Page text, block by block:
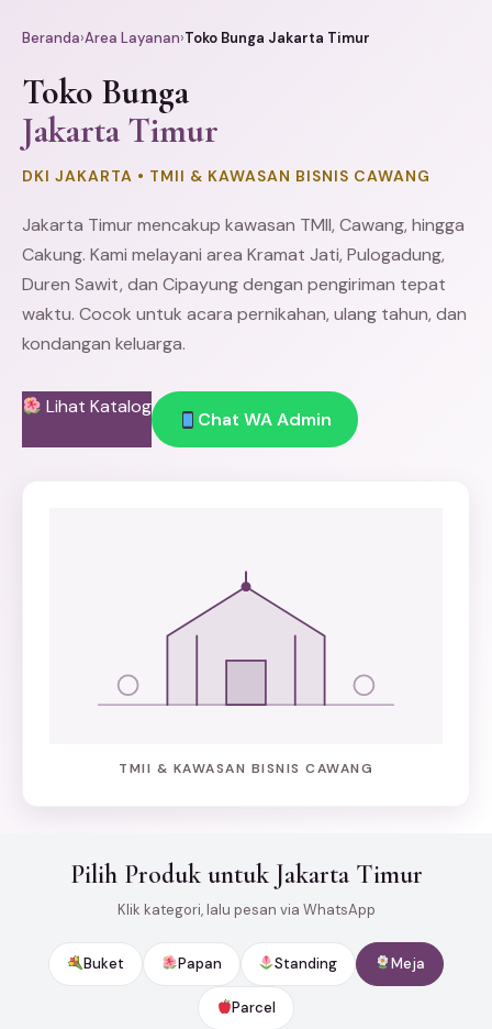
Beranda›Area Layanan›Toko Bunga Jakarta Timur
Toko Bunga
Jakarta Timur
DKI JAKARTA • TMII & KAWASAN BISNIS CAWANG
Jakarta Timur mencakup kawasan TMII, Cawang, hingga
Cakung. Kami melayani area Kramat Jati, Pulogadung,
Duren Sawit, dan Cipayung dengan pengiriman tepat
waktu. Cocok untuk acara pernikahan, ulang tahun, dan
kondangan keluarga.
Lihat Katalog
Chat WA Admin
TMII & KAWASAN BISNIS CAWANG
Pilih Produk untuk Jakarta Timur
Klik kategori, lalu pesan via WhatsApp
Buket Papan Standing Meja
Parcel